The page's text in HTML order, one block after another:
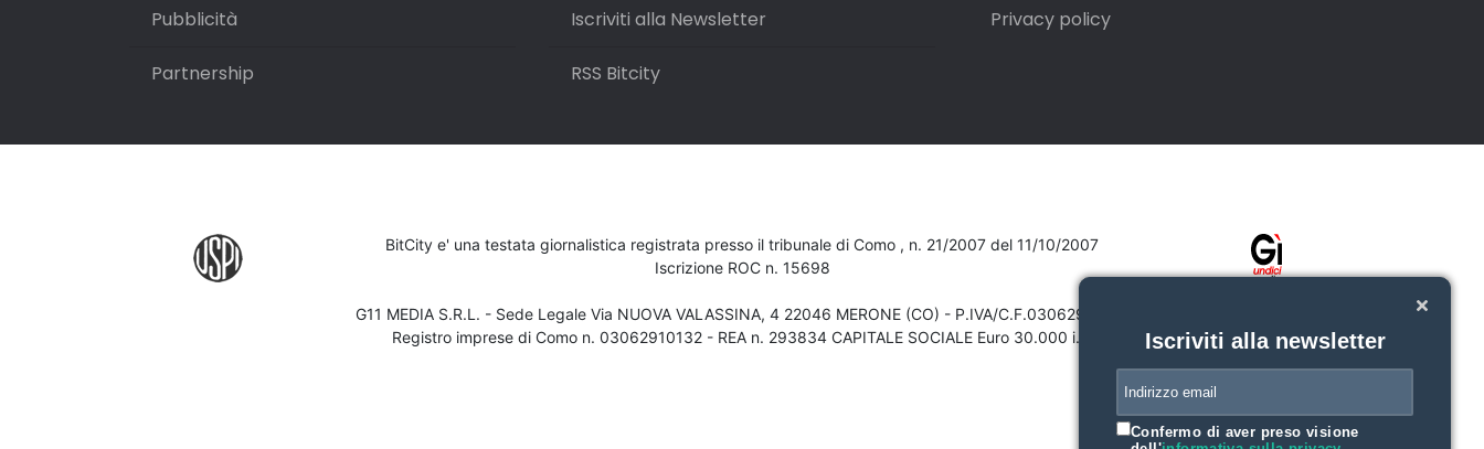
Pubblicità
Partnership
Iscriviti alla Newsletter
RSS Bitcity
Privacy policy
BitCity e' una testata giornalistica registrata presso il tribunale di Como , n. 21/2007 del 11/10/2007
Iscrizione ROC n. 15698
G11 MEDIA S.R.L. - Sede Legale Via NUOVA VALASSINA, 4 22046 MERONE (CO) - P.IVA/C.F.03062910132
Registro imprese di Como n. 03062910132 - REA n. 293834 CAPITALE SOCIALE Euro 30.000 i.v.
Iscriviti alla newsletter
Confermo di aver preso visione